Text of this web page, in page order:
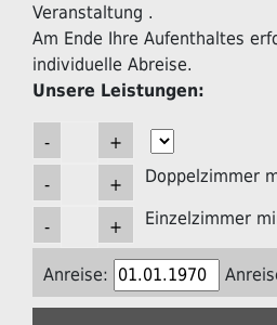
Veranstaltung .
Am Ende Ihre Aufenthaltes
individuelle Abreise.
Unsere Leistungen:
Doppelzimmer
Einzelzimmer
Anreise: